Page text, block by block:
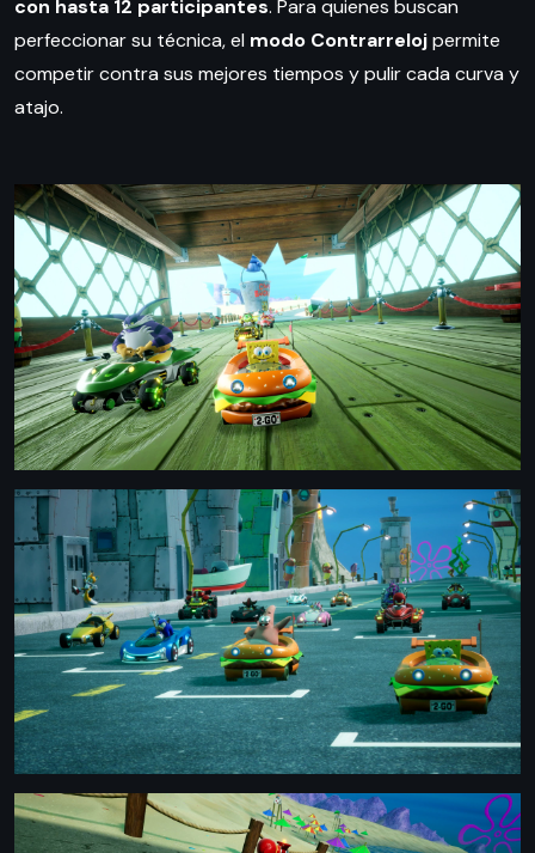
con hasta 12 participantes. Para quienes buscan
perfeccionar su técnica, el modo Contrarrelojpermite
competir contra sus mejores tiempos y pulir cada curva y
atajo.